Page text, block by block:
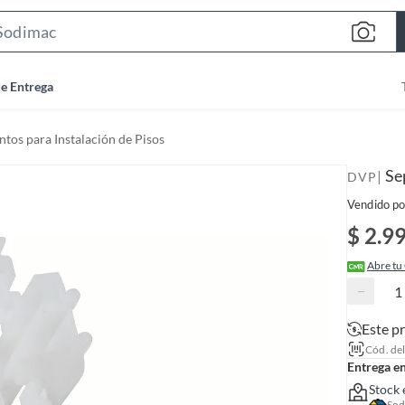
Entrega
para Instalación de Pisos
DVP |
Vendido
$
Abre tu
−
Este
Cód.
Entrega
Stock